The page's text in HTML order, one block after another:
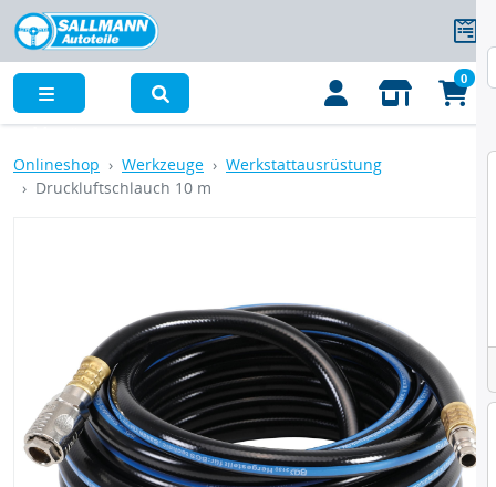
0
Onlineshop Werkzeuge
Werkstattausrüstung
Druckluftschlauch 10 m